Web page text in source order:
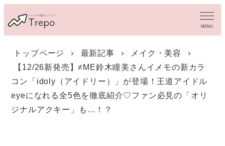
イ
MENU
トップページ 最新記事
メイク・美容
【12/26新発売】≠ME鈴木瞳美さんイメモの新カラ
コン「idoly（アイドリー）」が登場！王道アイドル
eyeになれる全5色を徹底紹介♡ファン必見の「オリ
ジナルアクキー」も…！？